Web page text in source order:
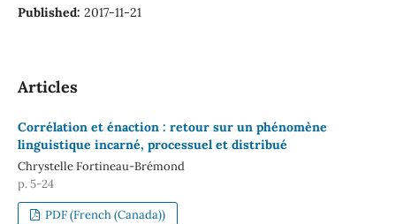
Published: 2017-11-21
Articles
Corrélation et énaction : retour sur un phénomène
linguistique incarné, processuel et distribué
Chrystelle Fortineau-Brémond
p. 5-24
PDF (French (Canada))